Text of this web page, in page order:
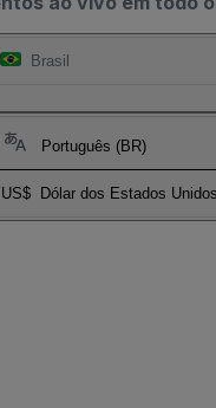
Brasil
Português (BR)
US$ Dólar dos Estados Unidos